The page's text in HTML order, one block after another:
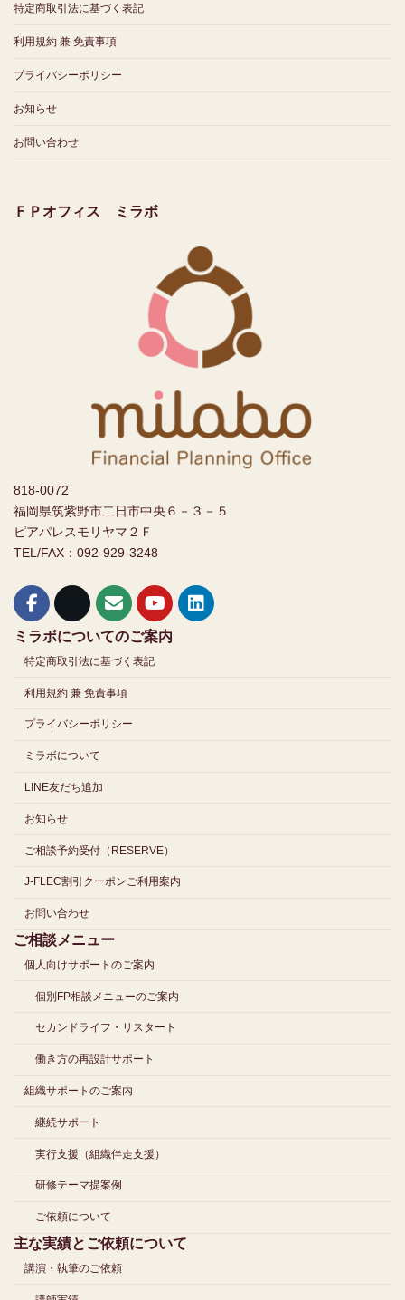
特定商取引法に基づく表記
利用規約 兼 免責事項
プライバシーポリシー
お知らせ
お問い合わせ
ＦＰオフィス ミラボ
818-0072
福岡県筑紫野市二日市中央６－３－５
ピアパレスモリヤマ２Ｆ
TEL/FAX：092-929-3248
ミラボについてのご案内
特定商取引法に基づく表記
利用規約 兼 免責事項
プライバシーポリシー
ミラボについて
LINE友だち追加
お知らせ
ご相談予約受付（RESERVE）
J-FLEC割引クーポンご利用案内
お問い合わせ
ご相談メニュー
個人向けサポートのご案内
個別FP相談メニューのご案内
セカンドライフ・リスタート
働き方の再設計サポート
組織サポートのご案内
継続サポート
実行支援（組織伴走支援）
研修テーマ提案例
ご依頼について
主な実績とご依頼について
講演・執筆のご依頼